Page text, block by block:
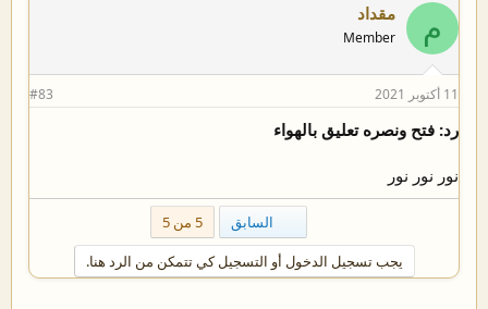
م مقداد
Member
11 أكتوبر 2021 #83
رد: فتح ونصره تعليق بالهواء
نور نور نور
السابق
5 من 5
يجب تسجيل الدخول أو التسجيل كي تتمكن من الرد هنا.